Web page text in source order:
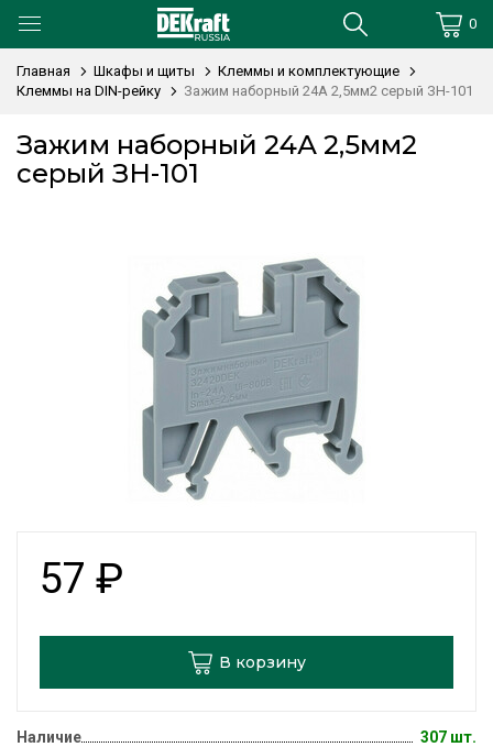
0
Главная Шкафы и щиты
Клеммы и комплектующие
Клеммы на DIN-рейку
Зажим наборный 24А 2,5мм2 серый ЗН-101
Зажим наборный 24А 2,5мм2
серый ЗН-101
57 ₽
В корзину
Наличие
307 шт.